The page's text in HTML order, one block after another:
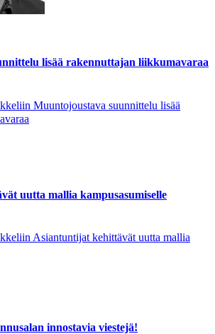
lisää rakennuttajan liikkumavaraa
Muuntojoustava suunnittelu lisää
uutta mallia kampusasumiselle
Asiantuntijat kehittävät uutta mallia
innostavia viestejä!